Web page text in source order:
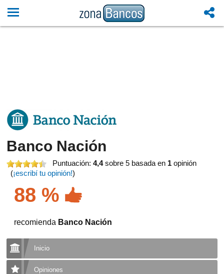
Banco Nación
Puntuación:4,4sobre 5 basada en 1 opinión
(¡escribí tu opinión!)
88 %
recomienda Banco Nación
Inicio
Opiniones